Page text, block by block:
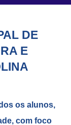
DE
E
os alunos,
com foco